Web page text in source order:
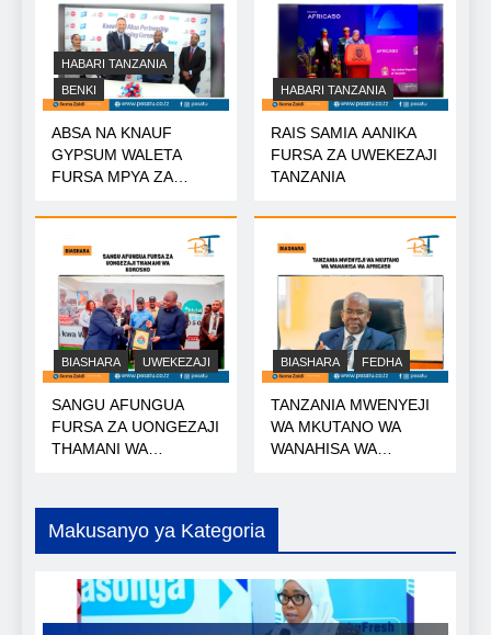
HABARI TANZANIA
BENKI
ABSA NA KNAUF
GYPSUM WALETA
FURSA MPYA ZA
HABARI TANZANIA
RAIS SAMIA AANIKA
FURSA ZA UWEKEZAJI
TANZANIA
BIASHARA UWEKEZAJI
SANGU AFUNGUA
FURSA ZA UONGEZAJI
THAMANI WA
BIASHARA FEDHA
TANZANIA MWENYEJI
WA MKUTANO WA
WANAHISA WA
Makusanyo ya Kategoria